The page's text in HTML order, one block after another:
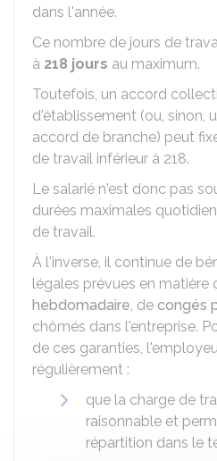
dans l'année.
Ce nombre de jours de
à 218 jours au maximum.
Toutefois, un accord
d'établissement (ou, sinon,
accord de branche) peut
de travail inférieur à 218.
Le salarié n'est donc pas
durées maximales
de travail.
À l'inverse, il continue de
légales prévues en matière
hebdomadaire, de congés
chômés dans l'entreprise.
de ces garanties,
régulièrement :
que la charge de
raisonnable et
répartition dans le